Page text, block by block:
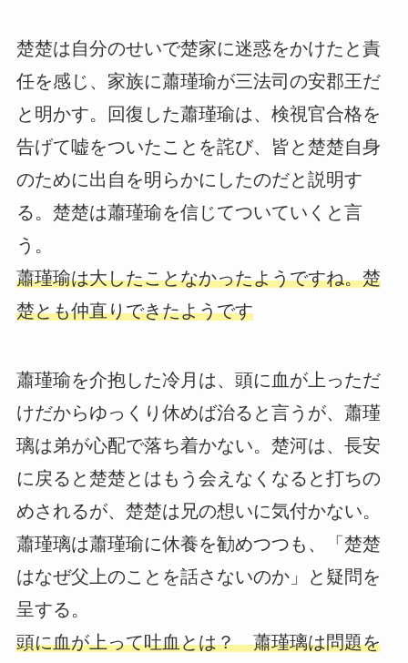
楚楚は自分のせいで楚家に迷惑をかけたと責
任を感じ、家族に蕭瑾瑜が三法司の安郡王だ
と明かす。回復した蕭瑾瑜は、検視官合格を
告げて嘘をついたことを詫び、皆と楚楚自身
のために出自を明らかにしたのだと説明す
る。楚楚は蕭瑾瑜を信じてついていくと言
う。
蕭瑾瑜は大したことなかったようですね。楚
楚とも仲直りできたようです
蕭瑾瑜を介抱した冷月は、頭に血が上っただ
けだからゆっくり休めば治ると言うが、蕭瑾
璃は弟が心配で落ち着かない。楚河は、長安
に戻ると楚楚とはもう会えなくなると打ちの
めされるが、楚楚は兄の想いに気付かない。
蕭瑾璃は蕭瑾瑜に休養を勧めつつも、「楚楚
はなぜ父上のことを話さないのか」と疑問を
呈する。
頭に血が上って吐血とは？ 蕭瑾璃は問題を